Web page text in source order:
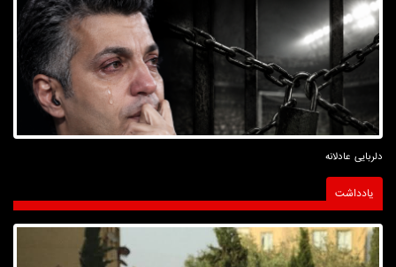
دلربایی عادلانه
یادداشت